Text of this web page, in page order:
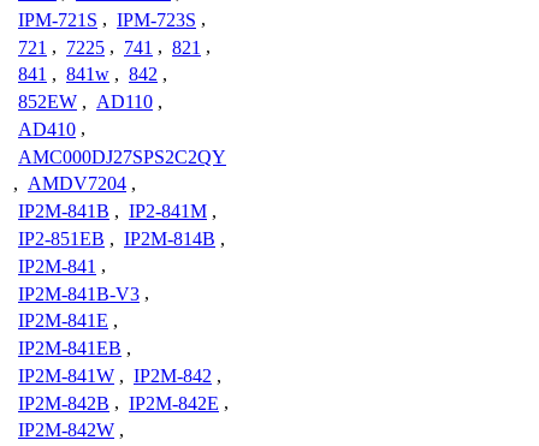
IPM-721S , IPM-723S ,
721 , 7225 , 741 , 821 ,
841 , 841w , 842 ,
852EW , AD110 ,
AD410 ,
AMC000DJ27SPS2C2QY
, AMDV7204 ,
IP2M-841B , IP2-841M ,
IP2-851EB , IP2M-814B ,
IP2M-841 ,
IP2M-841B-V3 ,
IP2M-841E ,
IP2M-841EB ,
IP2M-841W , IP2M-842 ,
IP2M-842B , IP2M-842E ,
IP2M-842W ,